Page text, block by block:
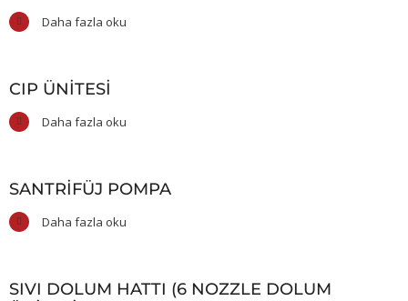
Daha fazla oku
CIP ÜNITESI
Daha fazla oku
SANTRIFÜJ POMPA
Daha fazla oku
SIVI DOLUM HATTI (6 NOZZLE DOLUM